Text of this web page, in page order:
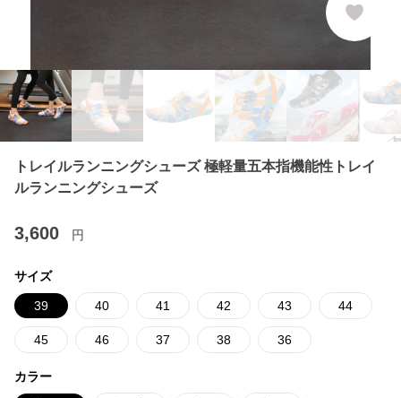
トレイルランニングシューズ 極軽量五本指機能性トレイ
ルランニングシューズ
3,600 円
サイズ
39 40 41 42 43 44
45 46 37 38 36
カラー